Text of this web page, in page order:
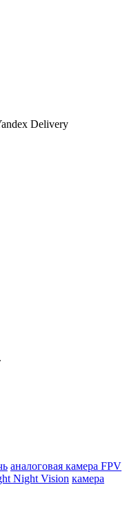
аналоговая камера FPV
Night Vision камера